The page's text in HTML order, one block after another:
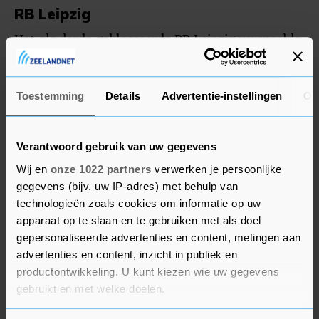
Toestemming Details Advertentie-instellingen
Verantwoord gebruik van uw gegevens
Wij en onze 1022 partners verwerken je persoonlijke
gegevens (bijv. uw IP-adres) met behulp van
technologieën zoals cookies om informatie op uw
apparaat op te slaan en te gebruiken met als doel
gepersonaliseerde advertenties en content, metingen aan
advertenties en content, inzicht in publiek en
productontwikkeling. U kunt kiezen wie uw gegevens
gebruikt en met welke doelen.
RB Leipzig
Het als derde geklasseerde RB Leipzig verspeelde
in blessuretijd een zege op hekkensluiter SC
Paderborn (1-1). Leipzig speelde ruim een helft
met tien man. Dayot Upamecano kreeg in de 43e
minuut een tweede gele kaart.
Eintracht Frankfurt verloor de thuiswedstrijd
tegen FSV Mainz 05 (0-2). Bas Dost had een
basisplaats bij de verliezende ploeg maar werd in
de rust gewisseld. Jeremiah St. Juste speelde de
hele wedstrijd voor Mainz. Zijn ploeggenoten
Jeffrey Bruma en Jean-Paul Boëtius mochten niet
invallen.
Trainer Alfred Schreuder verspeelde met 1899